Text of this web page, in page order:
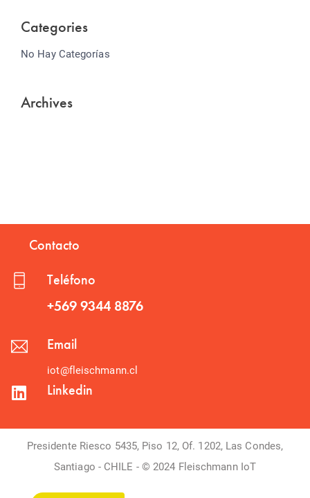
Categories
No Hay Categorías
Archives
Contacto
Teléfono
+569 9344 8876
Email
iot@fleischmann.cl
Linkedin
Presidente Riesco 5435, Piso 12, Of. 1202, Las Condes,
Santiago - CHILE - © 2024 Fleischmann IoT